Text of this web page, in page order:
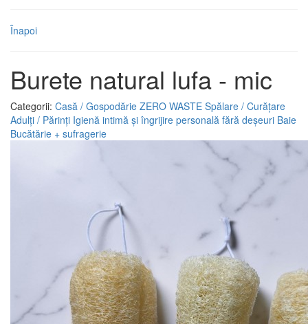
Înapoi
Burete natural lufa - mic
Categorii: Casă / Gospodărie ZERO WASTE Spălare / Curățare
Adulți / Părinți Igienă intimă și îngrijire personală fără deșeuri Baie
Bucătărie + sufragerie